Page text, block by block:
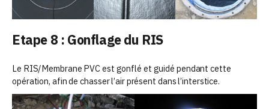
Etape 8 : Gonflage du RIS
Le RIS/Membrane PVC est gonflé et guidé pendant cette
opération, afin de chasser l’air présent dans l’interstice.